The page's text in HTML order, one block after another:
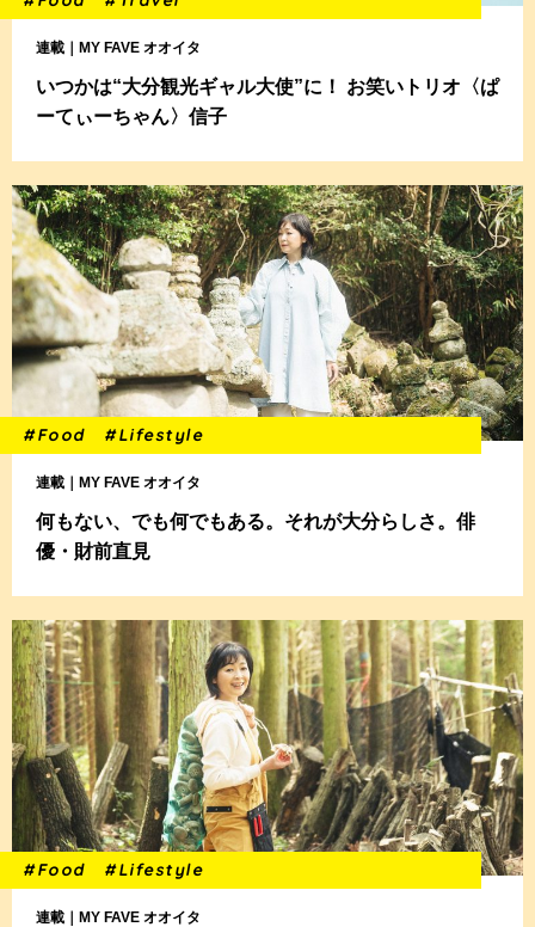
連載｜MY FAVE オオイタ
いつかは“大分観光ギャル大使”に！ お笑いトリオ〈ぱ
ーてぃーちゃん〉信子
#Food #Lifestyle
連載｜MY FAVE オオイタ
何もない、でも何でもある。それが大分らしさ。俳
優・財前直見
#Food #Lifestyle
連載｜MY FAVE オオイタ